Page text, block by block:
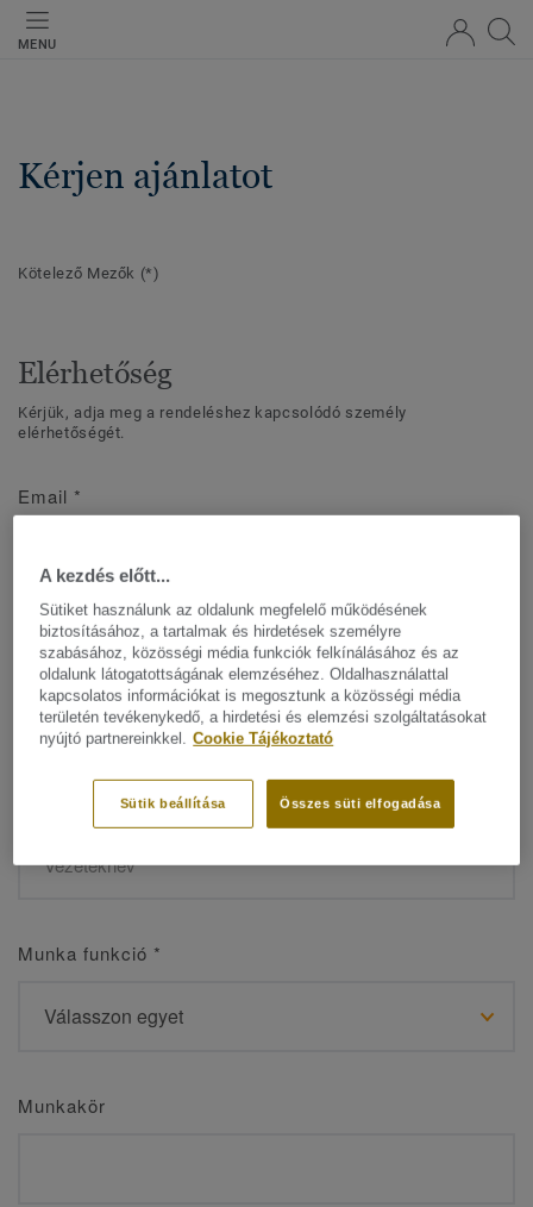
MENU
Kérjen ajánlatot
Kötelező Mezők (*)
Elérhetőség
Kérjük, adja meg a rendeléshez kapcsolódó személy
elérhetőségét.
Email *
Név*
Vezetéknév*
Munka funkció *
Munkakör
A kezdés előtt...
Sütiket használunk az oldalunk megfelelő működésének
biztosításához, a tartalmak és hirdetések személyre
szabásához, közösségi média funkciók felkínálásához és az
oldalunk látogatottságának elemzéséhez. Oldalhasználattal
kapcsolatos információkat is megosztunk a közösségi média
területén tevékenykedő, a hirdetési és elemzési szolgáltatásokat
nyújtó partnereinkkel. Cookie Tájékoztató
Összes süti elfogadása
Sütik beállítása